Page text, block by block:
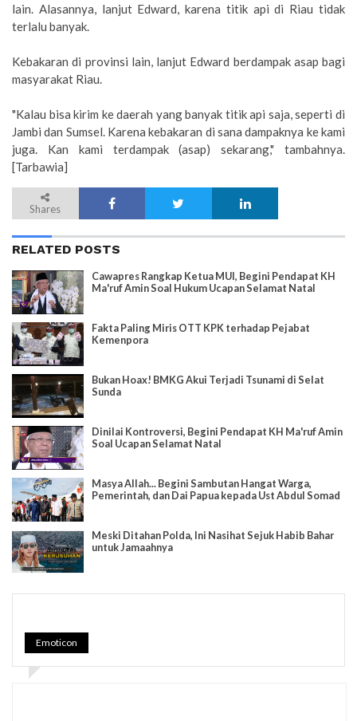
lain. Alasannya, lanjut Edward, karena titik api di Riau tidak
terlalu banyak.
Kebakaran di provinsi lain, lanjut Edward berdampak asap bagi
masyarakat Riau.
"Kalau bisa kirim ke daerah yang banyak titik api saja, seperti di
Jambi dan Sumsel. Karena kebakaran di sana dampaknya ke kami
juga. Kan kami terdampak (asap) sekarang," tambahnya.
[Tarbawia]
Shares
RELATED POSTS
Cawapres Rangkap Ketua MUI, Begini Pendapat KH
Ma'ruf Amin Soal Hukum Ucapan Selamat Natal
Fakta Paling Miris OTT KPK terhadap Pejabat
Kemenpora
Bukan Hoax! BMKG Akui Terjadi Tsunami di Selat
Sunda
Dinilai Kontroversi, Begini Pendapat KH Ma'ruf Amin
Soal Ucapan Selamat Natal
Masya Allah... Begini Sambutan Hangat Warga,
Pemerintah, dan Dai Papua kepada Ust Abdul Somad
Meski Ditahan Polda, Ini Nasihat Sejuk Habib Bahar
untuk Jamaahnya
Emoticon